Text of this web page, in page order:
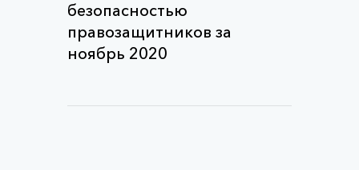
безопасностью
правозащитников за
ноябрь 2020